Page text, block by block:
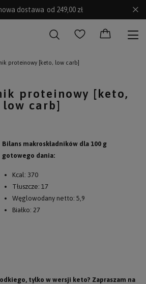
dostawa od 249,00 zł
proteinowy [keto, low carb]
proteinowy [keto,
low carb]
Bilans makroskładników dla 100 g
gotowego dania:
Kcal: 370
Tłuszcze: 17
Węglowodany netto: 5,9
Białko: 27
tylko w wersji keto? Zapraszam na